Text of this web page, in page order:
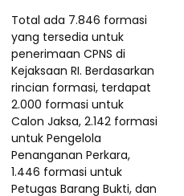
Total ada 7.846 formasi
yang tersedia untuk
penerimaan CPNS di
Kejaksaan RI. Berdasarkan
rincian formasi, terdapat
2.000 formasi untuk
Calon Jaksa, 2.142 formasi
untuk Pengelola
Penanganan Perkara,
1.446 formasi untuk
Petugas Barang Bukti, dan